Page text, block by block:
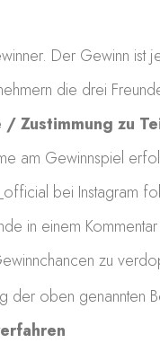
Der Gewinn ist
die drei
/ Zustimmung zu
am Gewinnspiel
bei Instagram
in einem
zu
der oben genannten